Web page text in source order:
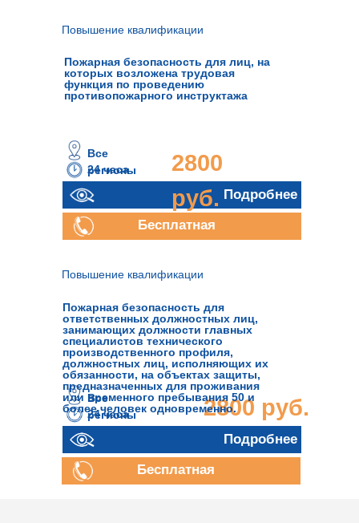
Пожарная безопасность для лиц, на
которых возложена трудовая
функция по проведению
противопожарного инструктажа
24 часа 2800 руб.
Все
регионы
Повышение квалификации
Подробнее
Бесплатная
Пожарная безопасность для
ответственных должностных лиц,
занимающих должности главных
специалистов технического
производственного профиля,
должностных лиц, исполняющих их
обязанности, на объектах защиты,
предназначенных для проживания
или временного пребывания 50 и
более человек одновременно.
24 часа
2800
руб.
Все
регионы
Повышение квалификации
Подробнее
Бесплатная